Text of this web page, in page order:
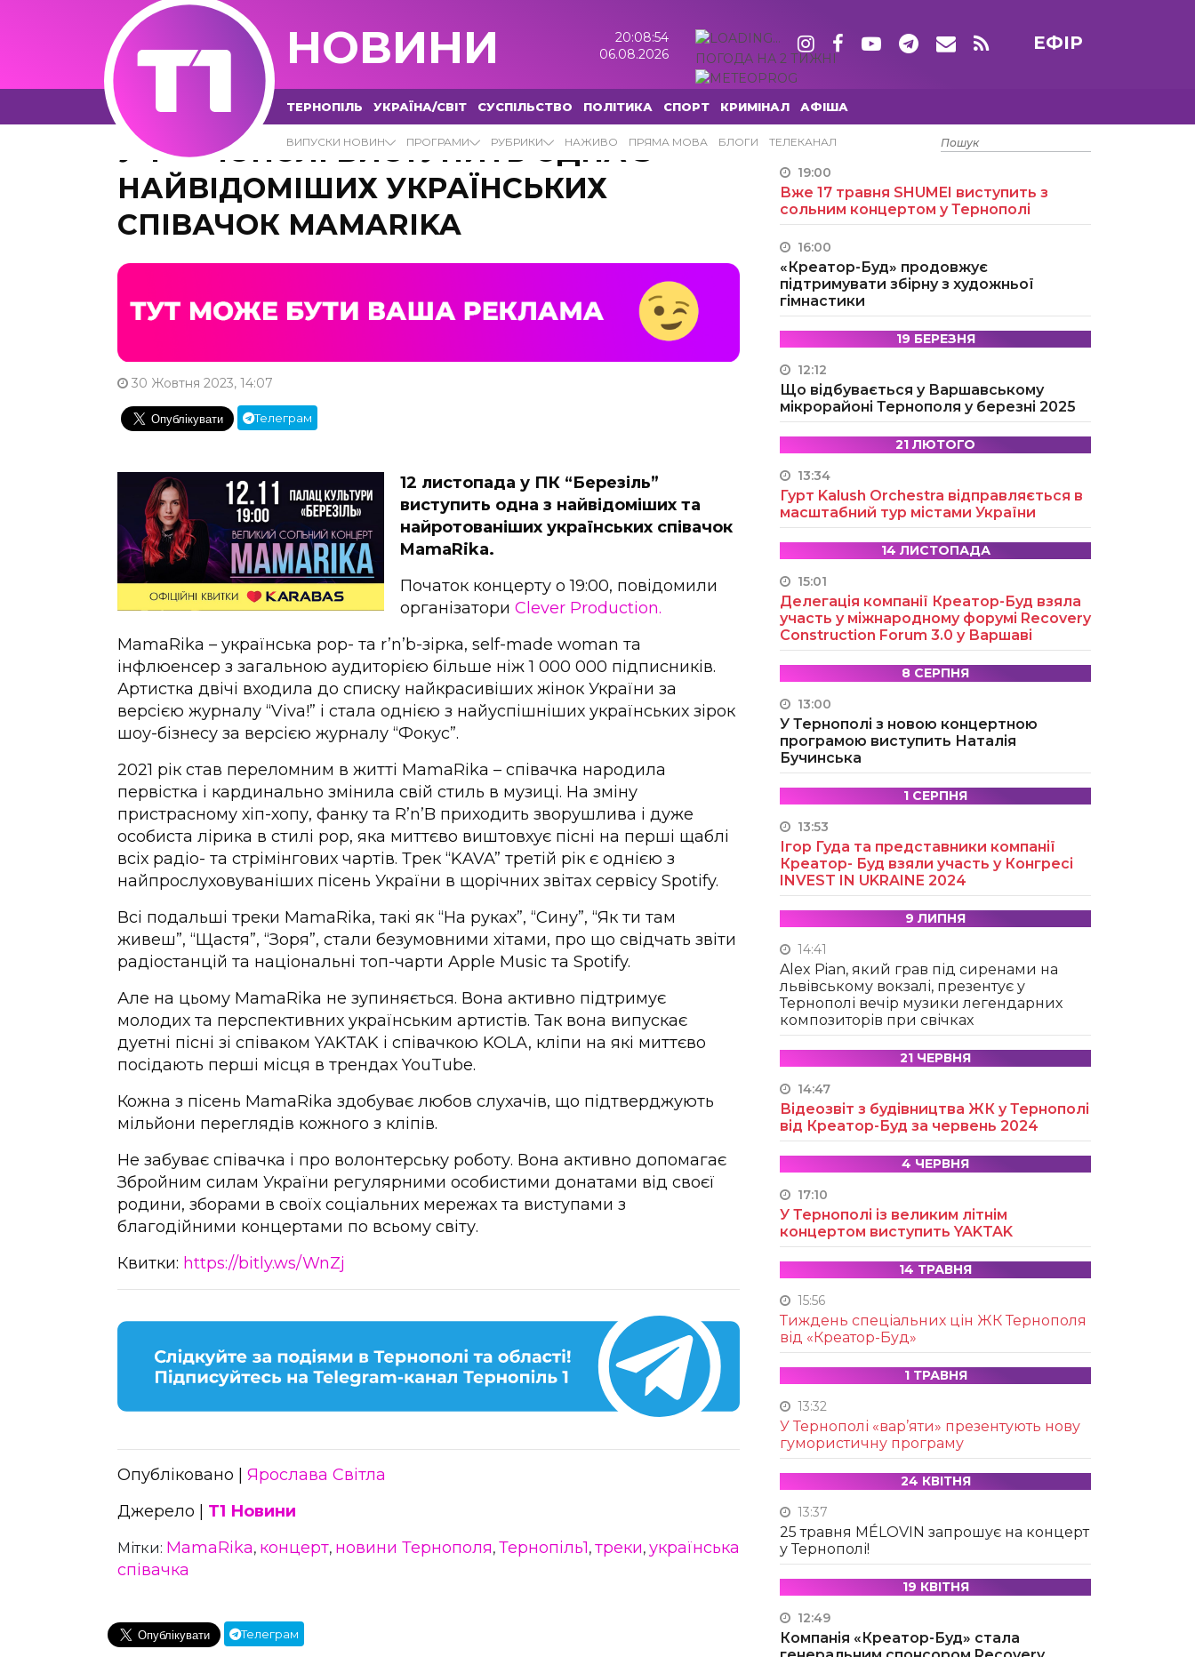
НОВИНИ
20:08:55
06.08.2026
ПОГОДА НА 2 ТИЖНІ
ЕФІР
ТЕРНОПІЛЬ УКРАЇНА/СВІТ СУСПІЛЬСТВО ПОЛІТИКА СПОРТ КРИМІНАЛ АФІША
ВИПУСКИ НОВИН ПРОГРАМИ РУБРИКИ НАЖИВО ПРЯМА МОВА БЛОГИ ТЕЛЕКАНАЛ
У ТЕРНОПОЛІ ВИСТУПИТЬ ОДНА З
НАЙВІДОМІШИХ УКРАЇНСЬКИХ
СПІВАЧОК MAMARIKA
30 Жовтня 2023, 14:07
Телеграм
12 листопада у ПК “Березіль”
виступить одна з найвідоміших та
найротованіших українських співачок
MamaRika.
Початок концерту о 19:00, повідомили
організатори Clever Production.
MamaRika – українська pop- та r’n’b-зірка, self-made woman та
інфлюенсер з загальною аудиторією більше ніж 1 000 000 підписників.
Артистка двічі входила до списку найкрасивіших жінок України за
версією журналу “Viva!” і стала однією з найуспішніших українських зірок
шоу-бізнесу за версією журналу “Фокус”.
2021 рік став переломним в житті MamaRika – співачка народила
первістка і кардинально змінила свій стиль в музиці. На зміну
пристрасному хіп-хопу, фанку та R’n’B приходить зворушлива і дуже
особиста лірика в стилі рор, яка миттєво виштовхує пісні на перші щаблі
всіх радіо- та стрімінгових чартів. Трек “KAVA” третій рік є однією з
найпрослуховуваніших пісень України в щорічних звітах сервісу Spotify.
Всі подальші треки MamaRika, такі як “На руках”, “Сину”, “Як ти там
живеш”, “Щастя”, “Зоря”, стали безумовними хітами, про що свідчать звіти
радіостанцій та національні топ-чарти Apple Music та Spotify.
Але на цьому MamaRika не зупиняється. Вона активно підтримує
молодих та перспективних українським артистів. Так вона випускає
дуетні пісні зі співаком YAKTAK і співачкою KOLA, кліпи на які миттєво
посідають перші місця в трендах YouTube.
Кожна з пісень MamaRika здобуває любов слухачів, що підтверджують
мільйони переглядів кожного з кліпів.
Не забуває співачка і про волонтерську роботу. Вона активно допомагає
Збройним силам України регулярними особистими донатами від своєї
родини, зборами в своїх соціальних мережах та виступами з
благодійними концертами по всьому світу.
Квитки: https://bitly.ws/WnZj
Опубліковано | Ярослава Світла
Джерело | Т1 Новини
Мітки: MamaRika, концерт, новини Тернополя, Тернопіль1, треки, українська
співачка
Телеграм
15 ТРАВНЯ
19:00
Вже 17 травня SHUMEI виступить з
сольним концертом у Тернополі
16:00
«Креатор-Буд» продовжує
підтримувати збірну з художньої
гімнастики
19 БЕРЕЗНЯ
12:12
Що відбувається у Варшавському
мікрорайоні Тернополя у березні 2025
21 ЛЮТОГО
13:34
Гурт Kalush Orchestra відправляється в
масштабний тур містами України
14 ЛИСТОПАДА
15:01
Делегація компанії Креатор-Буд взяла
участь у міжнародному форумі Recovery
Construction Forum 3.0 у Варшаві
8 СЕРПНЯ
13:00
У Тернополі з новою концертною
програмою виступить Наталія
Бучинська
1 СЕРПНЯ
13:53
Ігор Гуда та представники компанії
Креатор- Буд взяли участь у Конгресі
INVEST IN UKRAINE 2024
9 ЛИПНЯ
14:41
Alex Pian, який грав під сиренами на
львівському вокзалі, презентує у
Тернополі вечір музики легендарних
композиторів при свічках
21 ЧЕРВНЯ
14:47
Відеозвіт з будівництва ЖК у Тернополі
від Креатор-Буд за червень 2024
4 ЧЕРВНЯ
17:10
У Тернополі із великим літнім
концертом виступить YAKTAK
14 ТРАВНЯ
15:56
Тиждень спеціальних цін ЖК Тернополя
від «Креатор-Буд»
1 ТРАВНЯ
13:32
У Тернополі «вар’яти» презентують нову
гумористичну програму
24 КВІТНЯ
13:37
25 травня MÉLOVIN запрошує на концерт
у Тернополі!
19 КВІТНЯ
12:49
Компанія «Креатор-Буд» стала